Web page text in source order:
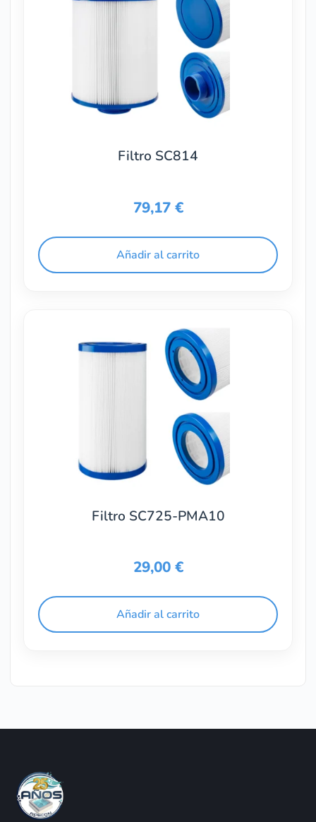
Filtro SC814
79,17 €
Añadir al carrito
Filtro SC725-PMA10
29,00 €
Añadir al carrito